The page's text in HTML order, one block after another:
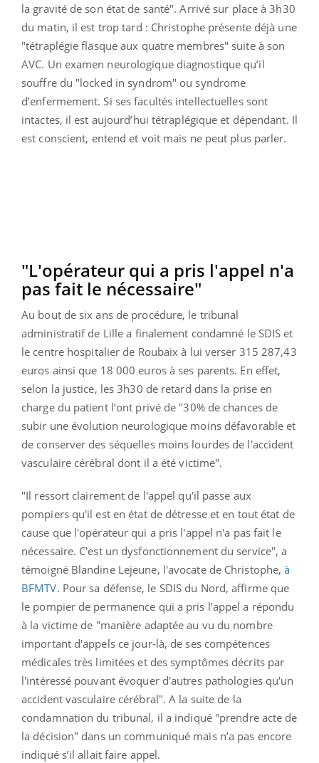
la gravité de son état de santé". Arrivé sur place à 3h30
du matin, il est trop tard : Christophe présente déjà une
"tétraplégie flasque aux quatre membres" suite à son
AVC. Un examen neurologique diagnostique qu’il
souffre du "locked in syndrom" ou syndrome
d’enfermement. Si ses facultés intellectuelles sont
intactes, il est aujourd’hui tétraplégique et dépendant. Il
est conscient, entend et voit mais ne peut plus parler.
"L'opérateur qui a pris l'appel n'a
pas fait le nécessaire"
Au bout de six ans de procédure, le tribunal
administratif de Lille a finalement condamné le SDIS et
le centre hospitalier de Roubaix à lui verser 315 287,43
euros ainsi que 18 000 euros à ses parents. En effet,
selon la justice, les 3h30 de retard dans la prise en
charge du patient l’ont privé de "30% de chances de
subir une évolution neurologique moins défavorable et
de conserver des séquelles moins lourdes de l'accident
vasculaire cérébral dont il a été victime".
"Il ressort clairement de l'appel qu'il passe aux
pompiers qu'il est en état de détresse et en tout état de
cause que l'opérateur qui a pris l'appel n'a pas fait le
nécessaire. C'est un dysfonctionnement du service", a
témoigné Blandine Lejeune, l'avocate de Christophe,à
BFMTV. Pour sa défense, le SDIS du Nord, affirme que
le pompier de permanence qui a pris l’appel a répondu
à la victime de "manière adaptée au vu du nombre
important d'appels ce jour-là, de ses compétences
médicales très limitées et des symptômes décrits par
l'intéressé pouvant évoquer d'autres pathologies qu'un
accident vasculaire cérébral". A la suite de la
condamnation du tribunal, il a indiqué "prendre acte de
la décision" dans un communiqué mais n’a pas encore
indiqué s’il allait faire appel.